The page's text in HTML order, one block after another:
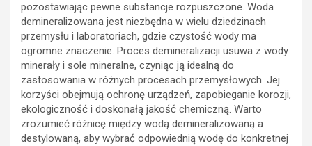
pozostawiając pewne substancje rozpuszczone. Woda
demineralizowana jest niezbędna w wielu dziedzinach
przemysłu i laboratoriach, gdzie czystość wody ma
ogromne znaczenie. Proces demineralizacji usuwa z wody
minerały i sole mineralne, czyniąc ją idealną do
zastosowania w różnych procesach przemysłowych. Jej
korzyści obejmują ochronę urządzeń, zapobieganie korozji,
ekologiczność i doskonałą jakość chemiczną. Warto
zrozumieć różnicę między wodą demineralizowaną a
destylowaną, aby wybrać odpowiednią wodę do konkretnej